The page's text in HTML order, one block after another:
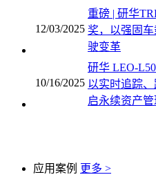
12/03/2025
重磅 | 研华
奖，以强固
驶变革
10/16/2025
研华 LEO-
以实时追踪
启永续资产管
应用案例 更多 >